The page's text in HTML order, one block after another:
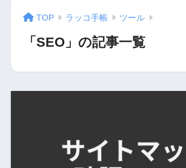
TOP ラッコ手帳 ツール
「SEO」の記事一覧